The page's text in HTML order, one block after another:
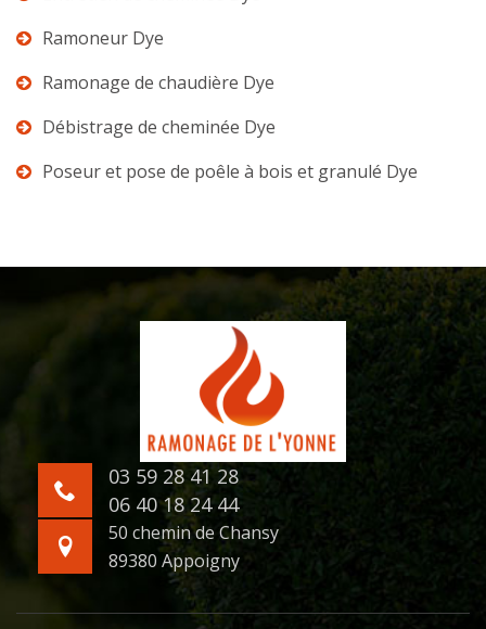
Ramoneur Dye
Ramonage de chaudière Dye
Débistrage de cheminée Dye
Poseur et pose de poêle à bois et granulé Dye
03 59 28 41 28
06 40 18 24 44
50 chemin de Chansy
89380 Appoigny